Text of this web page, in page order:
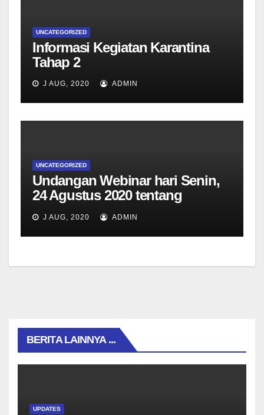
UNCATEGORIZED
Informasi Kegiatan Karantina
Tahap 2
J AUG, 2020 ADMIN
UNCATEGORIZED
Undangan Webinar hari Senin,
24 Agustus 2020 tentang
informasi kegiatan pembelajaran
J AUG, 2020 ADMIN
BERITA LAINNYA ...
UPDATES